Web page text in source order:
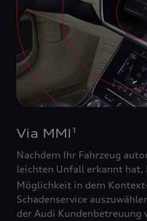
Via MMI 1
Nachdem Ihr Fahrzeug
leichten Unfall erkannt hat,
Möglichkeit in dem
Schadenservice
der Audi Kundenbetreuung